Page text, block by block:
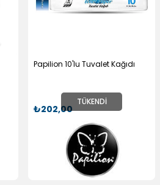
TÜKENDI
Papilion 10'lu Tuvalet Kağıdı
₺202,00